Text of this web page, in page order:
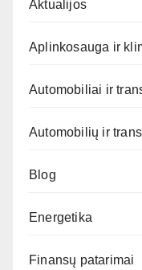
Aktualijos
Aplinkosauga ir
Automobiliai ir
Automobilių ir
Blog
Energetika
Finansų patarimai